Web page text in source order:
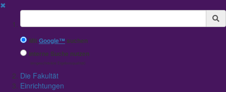
✖
Suchbegriff
MitGoogle™ suchen
Interne Suche nutzen
(eingeschränkte Ergebnisqualität)
Die Fakultät
Einrichtungen